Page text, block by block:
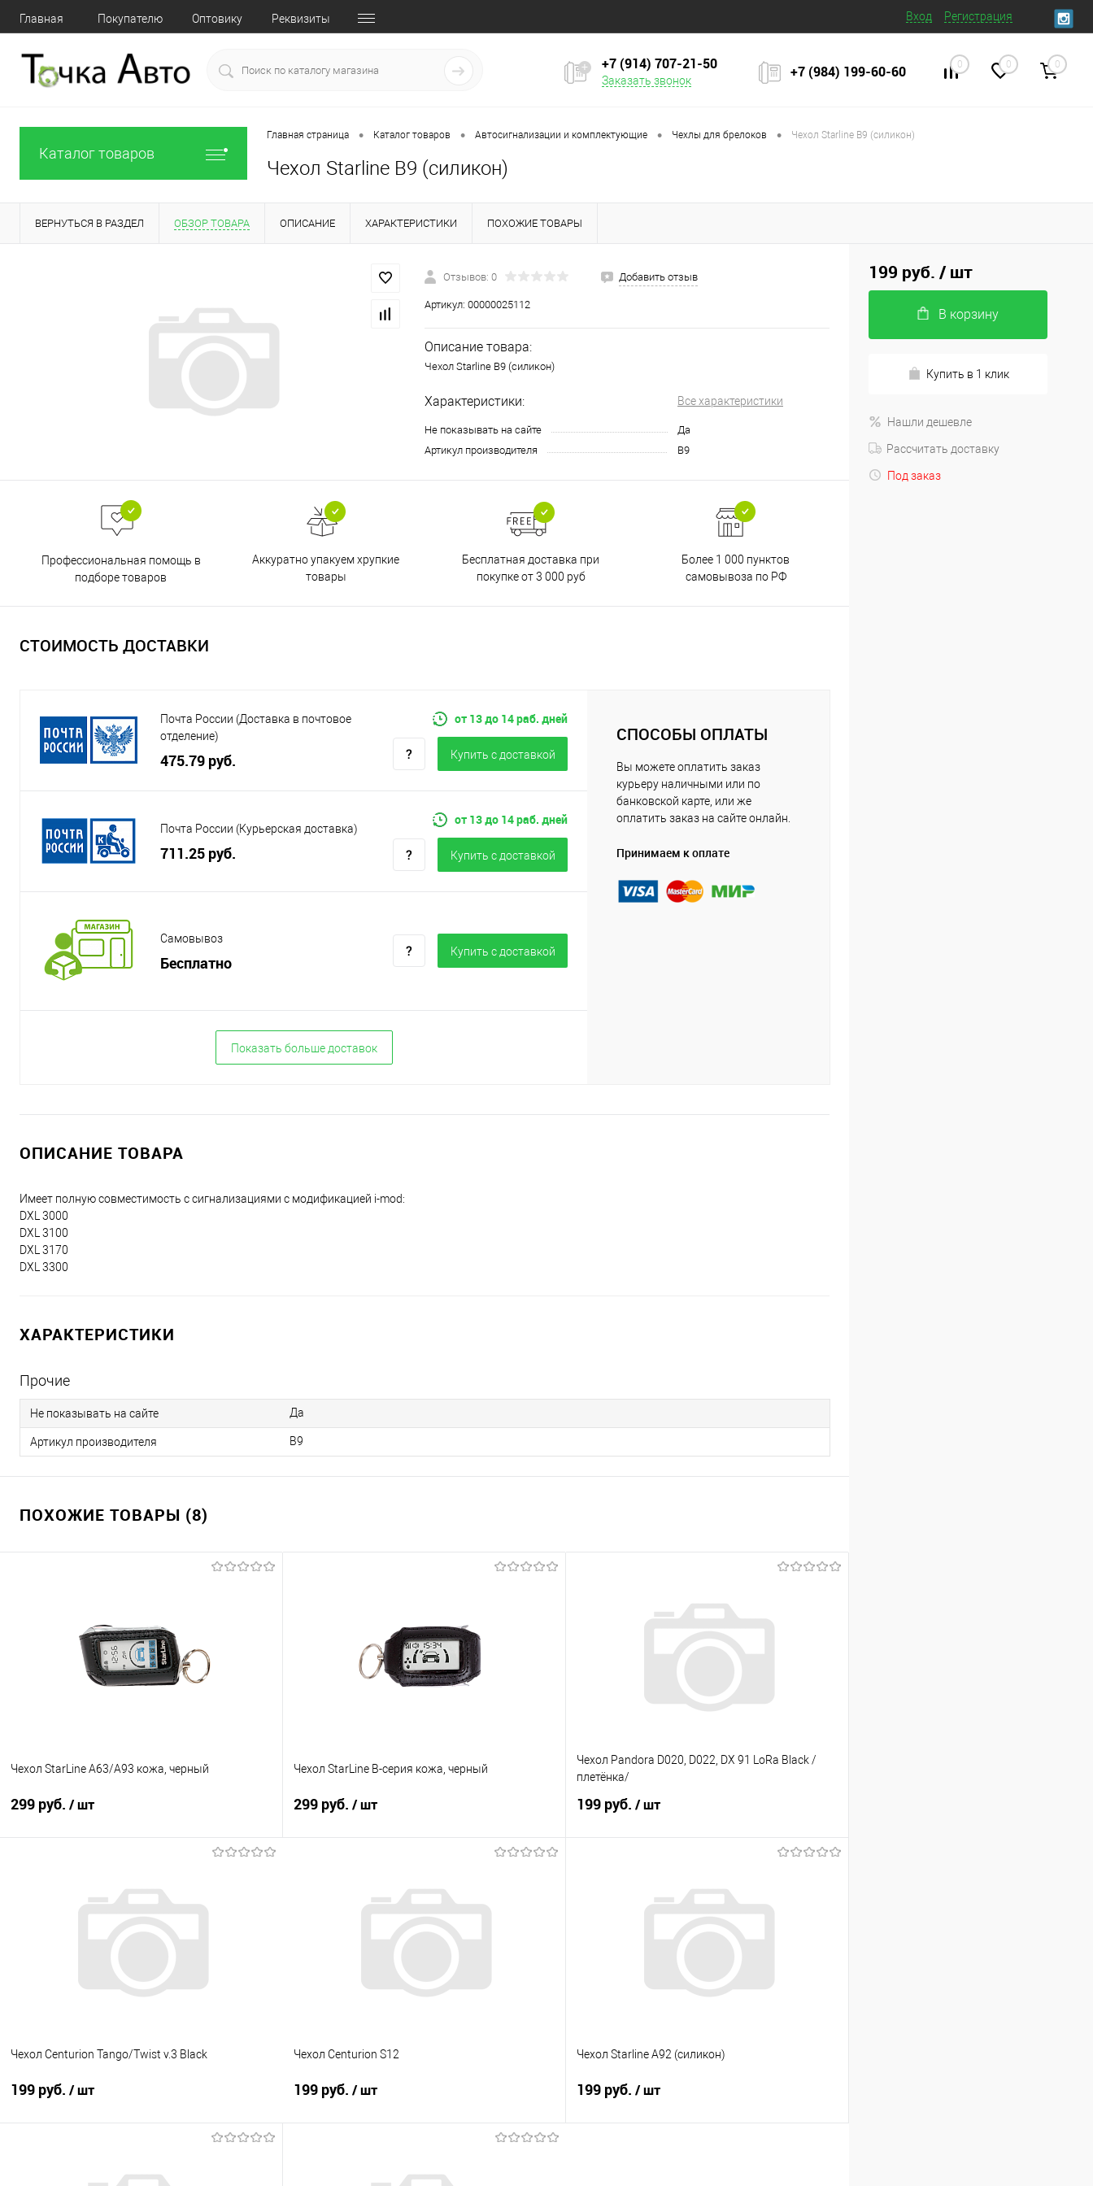
Главная Покупателю Оптовику Реквизиты Вход Регистрация
+7 (914) 707‒21‒50
Заказать звонок +7 (984) 199‒60‒60 0 0 0
Каталог товаров
Главная страница • Каталог товаров • Автосигнализации и комплектующие • Чехлы для брелоков • Чехол Starline B9 (силикон)
Чехол Starline B9 (силикон)
ВЕРНУТЬСЯ В РАЗДЕЛ ОБЗОР ТОВАРА ОПИСАНИЕ ХАРАКТЕРИСТИКИ ПОХОЖИЕ ТОВАРЫ
Отзывов: 0 Добавить отзыв
Артикул: 00000025112
Описание товара:
Чехол Starline B9 (силикон)
Характеристики: Все характеристики
Не показывать на сайте
Да
Артикул производителя
B9
Профессиональная помощь в
подборе товаров
Аккуратно упакуем хрупкие
товары
Бесплатная доставка при
покупке от 3 000 руб
Более 1 000 пунктов
самовывоза по РФ
СТОИМОСТЬ ДОСТАВКИ
Почта России (Доставка в почтовое
отделение)
475.79 руб.
от 13 до 14 раб. дней
Купить c доставкой
Почта России (Курьерская доставка)
711.25 руб.
от 13 до 14 раб. дней
Купить c доставкой
Самовывоз
Бесплатно
Купить c доставкой
Показать больше доставок
СПОСОБЫ ОПЛАТЫ
Вы можете оплатить заказ
курьеру наличными или по
банковской карте, или же
оплатить заказ на сайте онлайн.
Принимаем к оплате
ОПИСАНИЕ ТОВАРА
Имеет полную совместимость с сигнализациями с модификацией i-mod:
DXL 3000
DXL 3100
DXL 3170
DXL 3300
ХАРАКТЕРИСТИКИ
Прочие
Не показывать на сайте Да
Артикул производителя B9
ПОХОЖИЕ ТОВАРЫ (8)
Чехол StarLine A63/A93 кожа, черный
299 руб. / шт
Купить в 1 клик
Сравнение
Под заказ
Чехол StarLine B-серия кожа, черный
299 руб. / шт
Купить в 1 клик
Сравнение
Под заказ
Чехол Pandora D020, D022, DX 91 LoRa Black /
плетёнка/
199 руб. / шт
Купить в 1 клик
Сравнение
Под заказ
Чехол Centurion Tango/Twist v.3 Black
199 руб. / шт
Чехол Centurion S12
199 руб. / шт
Чехол Starline A92 (силикон)
199 руб. / шт
199 руб. / шт
В корзину
Купить в 1 клик
Нашли дешевле
Рассчитать доставку
Под заказ